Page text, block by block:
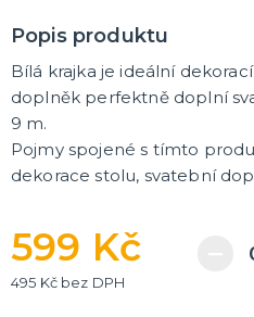
Popis produktu
Bílá krajka je ideální
doplněk perfektně doplní
9 m.
Pojmy spojené s tímto
dekorace stolu, svatební
599 Kč
495 Kč bez DPH